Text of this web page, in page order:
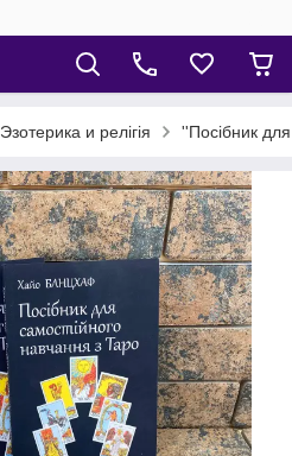
Эзотерика и релігія ''Посібник